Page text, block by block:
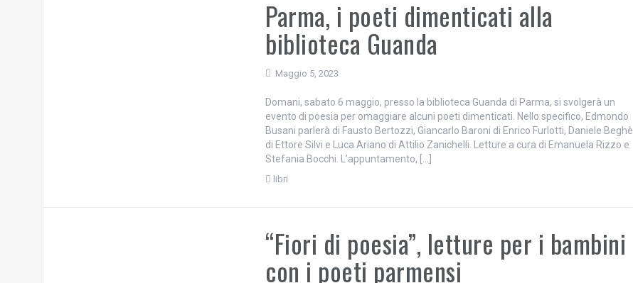
Parma, i poeti dimenticati alla
biblioteca Guanda
Maggio 5, 2023
Domani, sabato 6 maggio, presso la biblioteca Guanda di Parma, si svolgerà un
evento di poesia per omaggiare alcuni poeti dimenticati. Nello specifico, Edmondo
Busani parlerà di Fausto Bertozzi, Giancarlo Baroni di Enrico Furlotti, Daniele Beghè
di Ettore Silvi e Luca Ariano di Attilio Zanichelli. Letture a cura di Emanuela Rizzo e
Stefania Bocchi. L’appuntamento, […]
libri
“Fiori di poesia”, letture per i bambini
con i poeti parmensi